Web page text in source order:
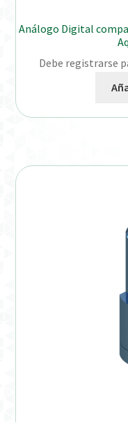
Análogo Digital
Debe registrarse